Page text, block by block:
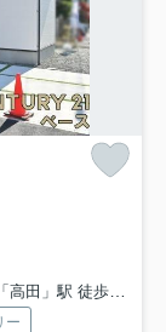
田」駅 徒歩18分
ー